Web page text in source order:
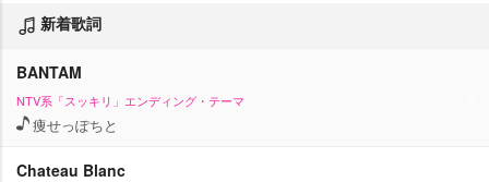
新着歌詞
BANTAM
NTV系「スッキリ」エンディング・テーマ
痩せっぽちと
Chateau Blanc